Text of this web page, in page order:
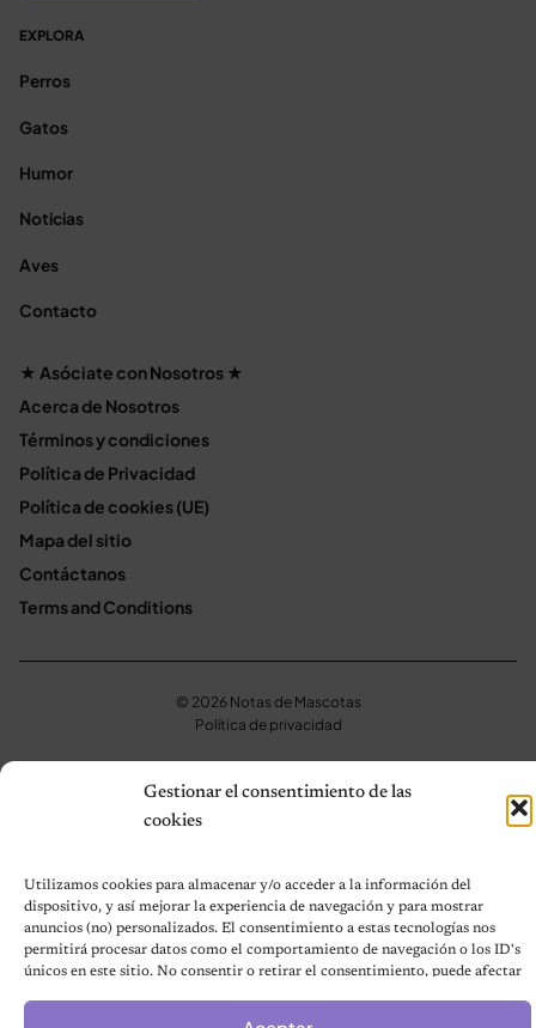
Gestionar el consentimiento de las
cookies
Utilizamos cookies para almacenar y/o acceder a la información del
dispositivo, y así mejorar la experiencia de navegación y para mostrar
anuncios (no) personalizados. El consentimiento a estas tecnologías nos
permitirá procesar datos como el comportamiento de navegación o los ID's
únicos en este sitio. No consentir o retirar el consentimiento, puede afectar
EXPLORA
Perros
Gatos
Humor
Noticias
Aves
Contacto
★ Asóciate con Nosotros ★
Acerca de Nosotros
Términos y condiciones
Política de Privacidad
Política de cookies (UE)
Mapa del sitio
Contáctanos
Terms and Conditions
© 2026 Notas de Mascotas
Política de privacidad